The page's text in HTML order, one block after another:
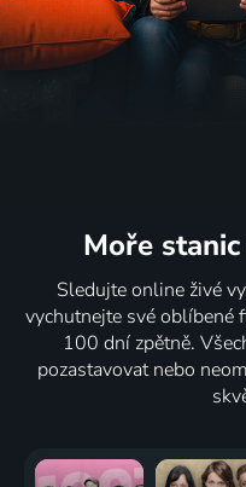
Moře stanic
Sledujte online živé
vychutnejte své oblíbené
100 dní zpětně.
pozastavovat nebo